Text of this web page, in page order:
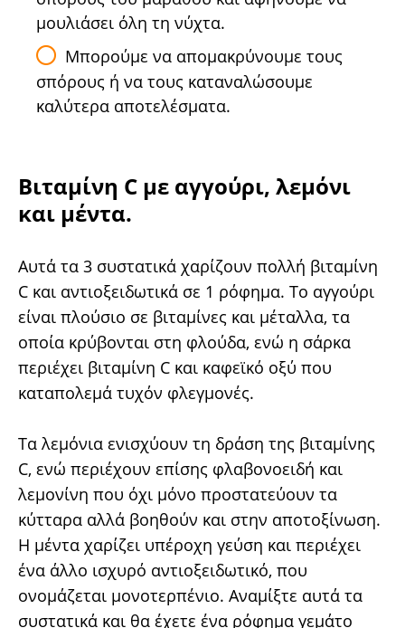
μουλιάσει όλη τη νύχτα.
Μπορούμε να απομακρύνουμε τους
σπόρους ή να τους καταναλώσουμε
καλύτερα αποτελέσματα.
Βιταμίνη C με αγγούρι, λεμόνι
και μέντα.
Αυτά τα 3 συστατικά χαρίζουν πολλή βιταμίνη
C και αντιοξειδωτικά σε 1 ρόφημα. Το αγγούρι
είναι πλούσιο σε βιταμίνες και μέταλλα, τα
οποία κρύβονται στη φλούδα, ενώ η σάρκα
περιέχει βιταμίνη C και καφεϊκό οξύ που
καταπολεμά τυχόν φλεγμονές.
Τα λεμόνια ενισχύουν τη δράση της βιταμίνης
C, ενώ περιέχουν επίσης φλαβονοειδή και
λεμονίνη που όχι μόνο προστατεύουν τα
κύτταρα αλλά βοηθούν και στην αποτοξίνωση.
Η μέντα χαρίζει υπέροχη γεύση και περιέχει
ένα άλλο ισχυρό αντιοξειδωτικό, που
ονομάζεται μονοτερπένιο. Αναμίξτε αυτά τα
συστατικά και θα έχετε ένα ρόφημα γεμάτο